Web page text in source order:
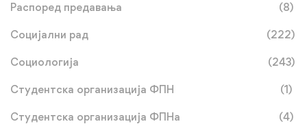
Распоред предавања (8)
Социјални рад (222)
Социологија (243)
Студентска организација ФПН (1)
Студентска организација ФПНа (4)